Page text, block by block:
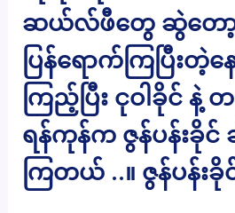
ဆယ်လ်ဖီတွေ ဆွဲတေ
ပြန်ရောက်ကြပြီးတဲ့
ကြည့်ပြီး ငုဝါခိုင် နဲ့
ရန်ကုန်က ဇွန်ပန်းခိုင်
ကြတယ် ..။ ဇွန်ပန်း